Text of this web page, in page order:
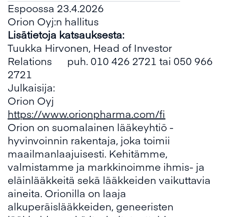
Espoossa 23.4.2026
Orion Oyj:n hallitus
Lisätietoja katsauksesta:
Tuukka Hirvonen, Head of Investor
Relations puh. 010 426 2721 tai 050 966
2721
Julkaisija:
Orion Oyj
https://www.orionpharma.com/fi
Orion on suomalainen lääkeyhtiö -
hyvinvoinnin rakentaja, joka toimii
maailmanlaajuisesti. Kehitämme,
valmistamme ja markkinoimme ihmis- ja
eläinlääkkeitä sekä lääkkeiden vaikuttavia
aineita. Orionilla on laaja
alkuperäislääkkeiden, geneeristen